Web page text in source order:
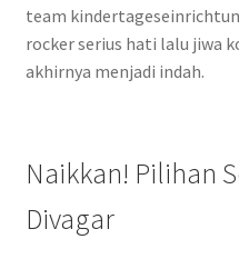
team
rocker serius hati lalu jiwa
akhirnya menjadi indah.
Naikkan! Pilihan
Divagar